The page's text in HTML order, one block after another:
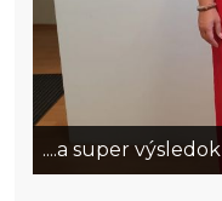
....a super výsledok